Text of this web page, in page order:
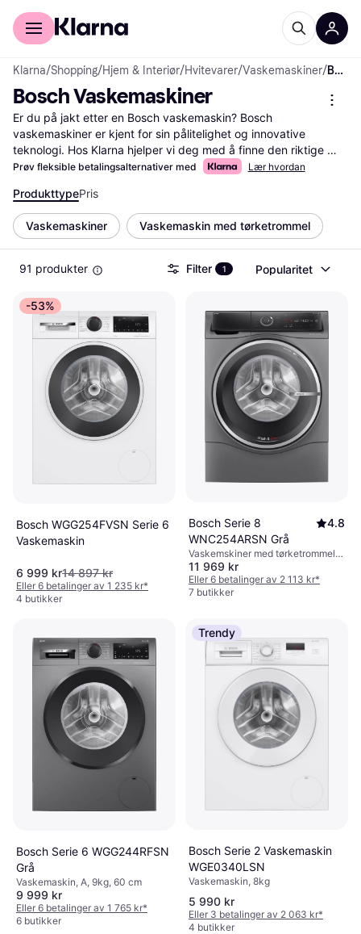
For kunder
Klarna/Shopping/Hjem & Interiør/Hvitevarer/Vaskemaskiner/ Bosch Vaskemaskiner
Bosch Vaskemaskiner
Er du på jakt etter en Bosch vaskemaskin? Bosch
vaskemaskiner er kjent for sin pålitelighet og innovative
teknologi. Hos Klarna hjelper vi deg med å finne den riktige
modellen ved å liste et bredt utvalg og gi deg muligheten til å
deg enkelt sortere etter kapasitet, energiklasse eller spesifikke
funksjoner, slik at du kan finne en vaskemaskin som passer
dine behov og ditt budsjett. Les brukeranmeldelser for å få
innsikt i andres erfaringer med produktet og ta en veloverveid
beslutning. Vi gir deg all informasjonen du trenger for å gjøre
det riktige valget. Start her for å finne din neste Bosch
vaskemaskin og sikre deg den beste avtalen.
Les mer om bosch vaskemaskiner her
Prøv fleksible betalingsalternativer med Lær hvordan
ProdukttypePris
Vaskemaskiner Vaskemaskin med tørketrommel
91 produkter Filter 1 Popularitet
-53%
Bosch WGG254FVSN Serie 6
Vaskemaskin
6 999 kr14 897 kr
Eller 6 betalinger av 1 235 kr*
4 butikker
Bosch Serie 8
WNC254ARSN Grå
4.8
Vaskemskiner med tørketrommel,
D, 10.5kg, 60 cm
11 969 kr
Eller 6 betalinger av 2 113 kr*
7 butikker
Bosch Serie 6 WGG244RFSN
Grå
Vaskemaskin, A, 9kg, 60 cm
9 999 kr
Eller 6 betalinger av 1 765 kr*
6 butikker
Trendy
Bosch Serie 2 Vaskemaskin
WGE0340LSN
Vaskemaskin, 8kg
5 990 kr
Eller 3 betalinger av 2 063 kr*
4 butikker